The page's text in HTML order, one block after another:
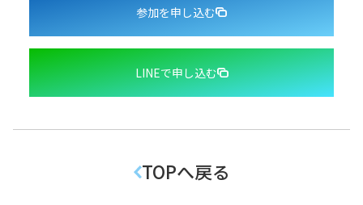
参加を申し込む
LINEで申し込む
TOPへ戻る